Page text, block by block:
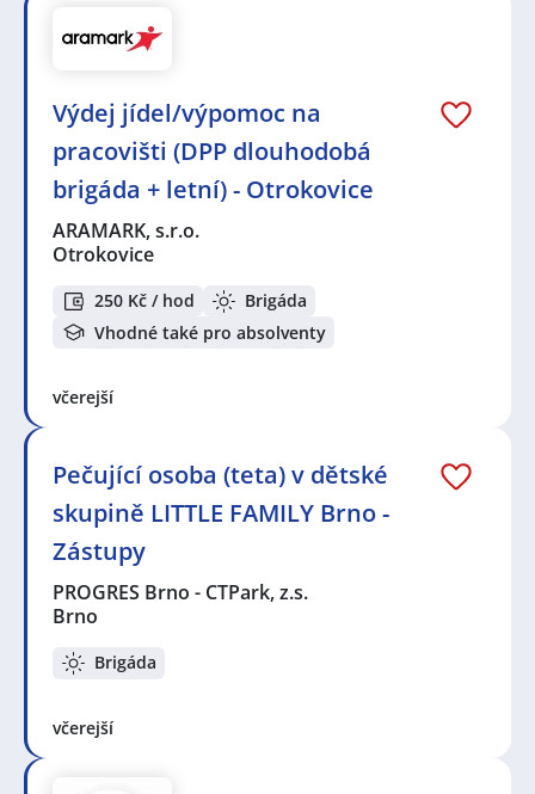
Výdej jídel/výpomoc na
pracovišti (DPP dlouhodobá
brigáda + letní) - Otrokovice
ARAMARK, s.r.o.
Otrokovice
250 Kč / hod
Brigáda
Vhodné také pro absolventy
včerejší
Pečující osoba (teta) v dětské
skupině LITTLE FAMILY Brno -
Zástupy
PROGRES Brno - CTPark, z.s.
Brno
Brigáda
včerejší